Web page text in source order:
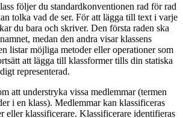
följer du standardkonventionen rad för rad
tolka vad de ser. För att lägga till text i varje
du bara och skriver. Den första raden ska
medan den andra visar klassens
listar möjliga metoder eller operationer som
att lägga till klassformer tills din statiska
representerad.
att understryka vissa medlemmar (termen
i en klass). Medlemmar kan klassificeras
eller klassificerare. Klassificerare identifieras